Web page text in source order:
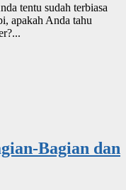
tentu sudah terbiasa
apakah Anda tahu
Bagian dan